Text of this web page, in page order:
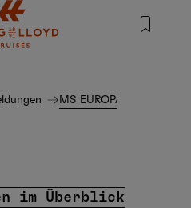
MS EUROPA meets
im Überblick